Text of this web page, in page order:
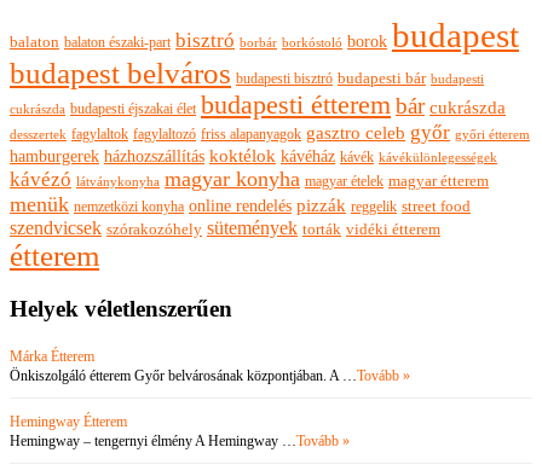
balaton balaton északi-part bisztró borbár borkóstoló borok budapest
budapest belváros budapesti bisztró budapesti bár budapesti
cukrászda budapesti éjszakai élet budapesti étterembár cukrászda
desszertek fagylaltok fagylaltozó friss alapanyagok gasztro celeb győr győri étterem
hamburgerek házhozszállítás koktélok kávéház kávék kávékülönlegességek
kávézó látványkonyha magyar konyha magyar ételek magyar étterem
menük nemzetközi konyha online rendelés pizzák reggelik street food
szendvicsek szórakozóhely sütemények torták vidéki étterem
étterem
Helyek véletlenszerűen
Márka Étterem
Önkiszolgáló étterem Győr belvárosának központjában. A …Tovább »
Hemingway Étterem
Hemingway – tengernyi élmény A Hemingway …Tovább »